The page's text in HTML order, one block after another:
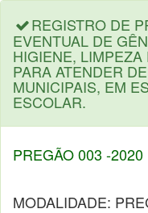
REGISTRO DE
EVENTUAL DE
HIGIENE,
PARA ATENDER
MUNICIPAIS, EM
ESCOLAR.
PREGÃO 003 -2020
MODALIDADE: